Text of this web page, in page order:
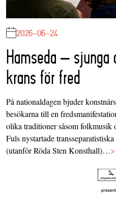
2026-06-24
Hamseda – sjunga
krans för fred
På nationaldagen bjuder
besökarna till en
olika traditioner såsom folkmusik
Fuls nystartade
(utanför Röda Sten Konsthall)…>